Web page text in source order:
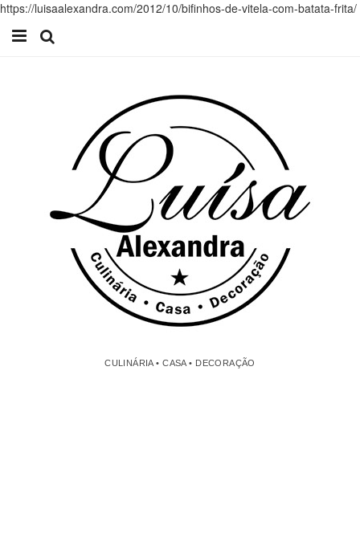
https://luisaalexandra.com/2012/10/bifinhos-de-vitela-com-batata-frita/
CULINÁRIA • CASA • DECORAÇÃO